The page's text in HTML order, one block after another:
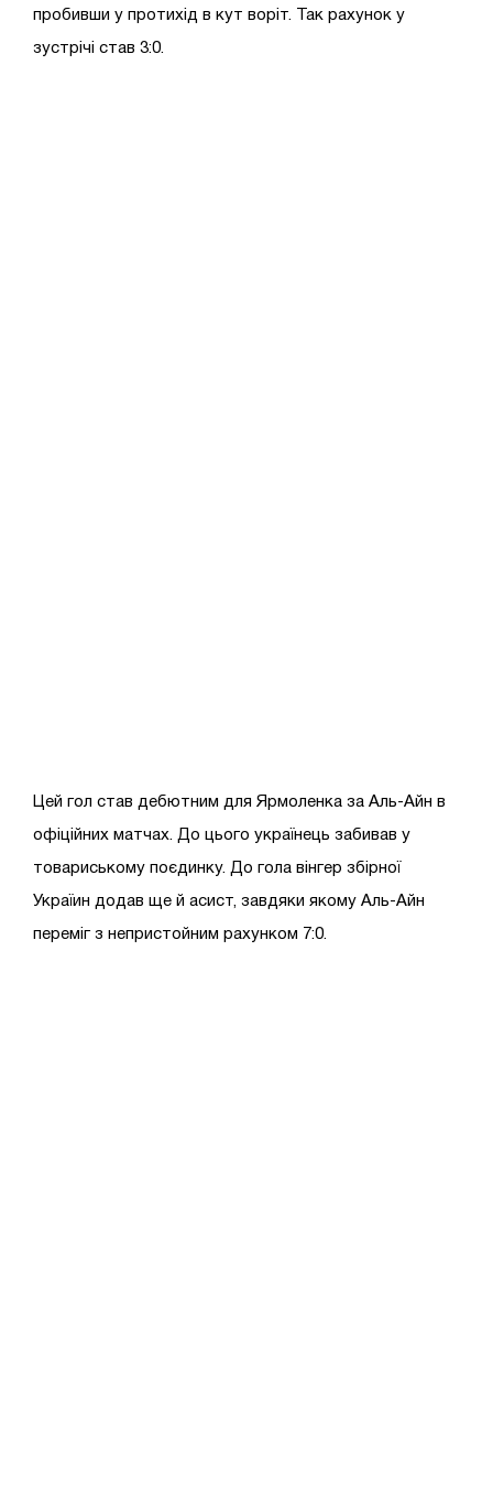
пробивши у протихід в кут воріт. Так рахунок у
зустрічі став 3:0.
Цей гол став дебютним для Ярмоленка за Аль-Айн в
офіційних матчах. До цього українець забивав у
товариському поєдинку. До гола вінгер збірної
Україин додав ще й асист, завдяки якому Аль-Айн
переміг з непристойним рахунком 7:0.